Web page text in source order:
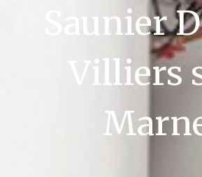
Saunier
Villiers